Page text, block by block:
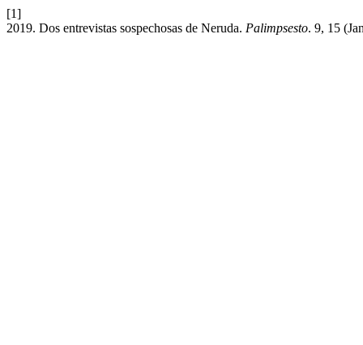
[1]
2019. Dos entrevistas sospechosas de Neruda. Palimpsesto. 9, 15